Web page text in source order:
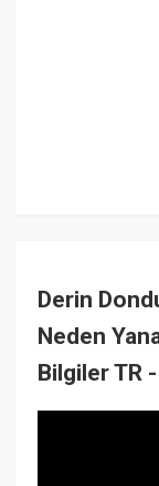
Derin
Neden
Bilgiler TR